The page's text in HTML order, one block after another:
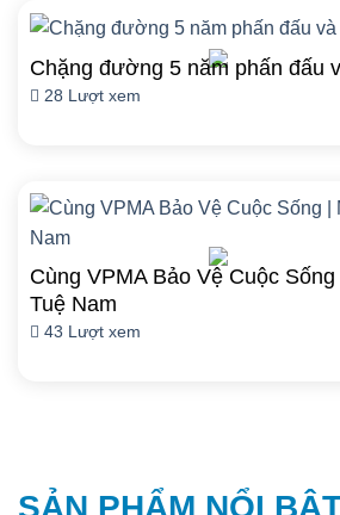
Chặng đường 5 năm phấn đấu
28 Lượt xem
Cùng VPMA Bảo Vệ Cuộc
Tuệ Nam
43 Lượt xem
SẢN PHẨM NỔI